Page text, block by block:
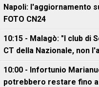
Napoli: l'aggiornamento
FOTO CN24
10:15 - Malagò: "I club di
CT della Nazionale, non
10:00 - Infortunio
potrebbero restare fino